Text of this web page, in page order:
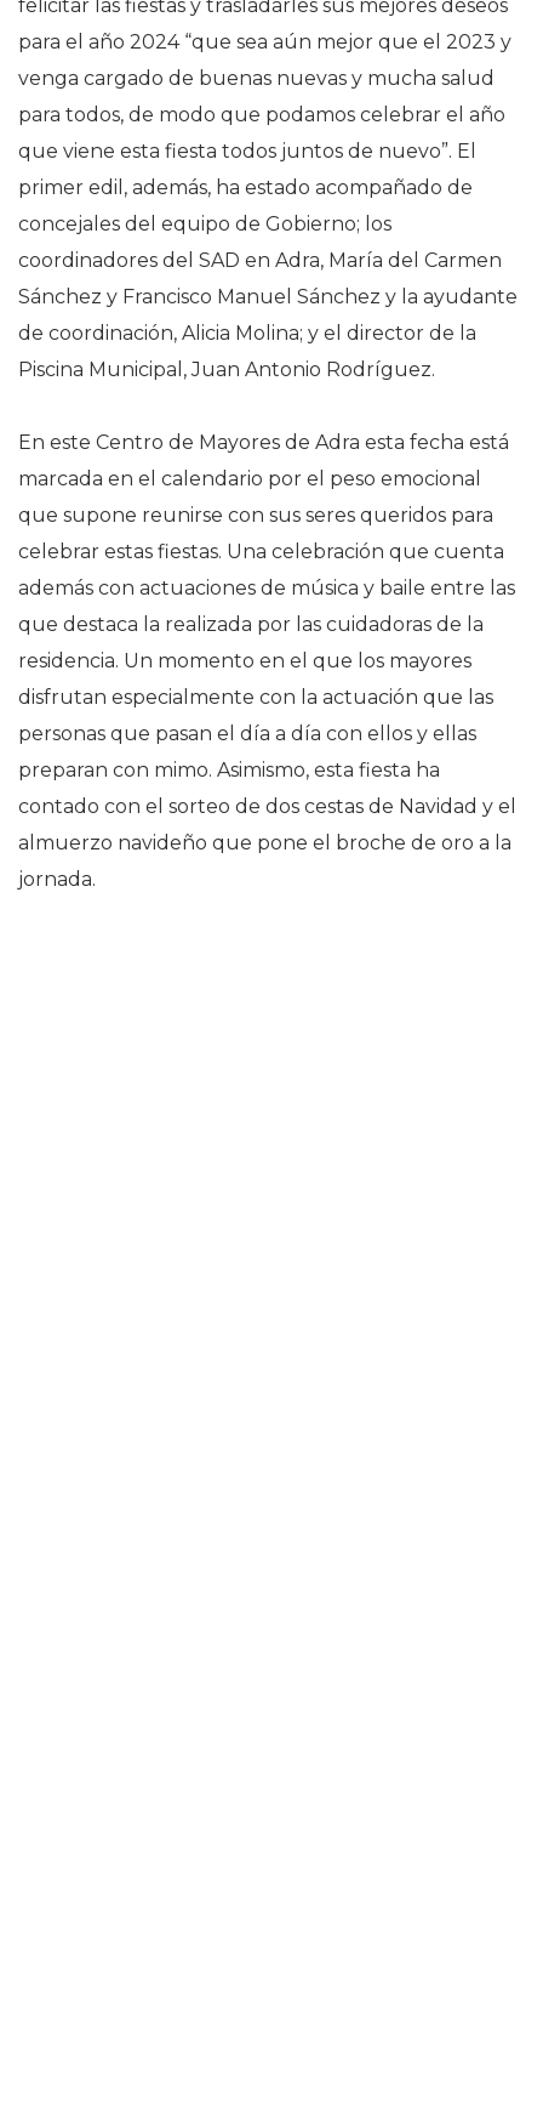
felicitar las fiestas y trasladarles sus mejores deseos
para el año 2024 “que sea aún mejor que el 2023 y
venga cargado de buenas nuevas y mucha salud
para todos, de modo que podamos celebrar el año
que viene esta fiesta todos juntos de nuevo”. El
primer edil, además, ha estado acompañado de
concejales del equipo de Gobierno; los
coordinadores del SAD en Adra, María del Carmen
Sánchez y Francisco Manuel Sánchez y la ayudante
de coordinación, Alicia Molina; y el director de la
Piscina Municipal, Juan Antonio Rodríguez.
En este Centro de Mayores de Adra esta fecha está
marcada en el calendario por el peso emocional
que supone reunirse con sus seres queridos para
celebrar estas fiestas. Una celebración que cuenta
además con actuaciones de música y baile entre las
que destaca la realizada por las cuidadoras de la
residencia. Un momento en el que los mayores
disfrutan especialmente con la actuación que las
personas que pasan el día a día con ellos y ellas
preparan con mimo. Asimismo, esta fiesta ha
contado con el sorteo de dos cestas de Navidad y el
almuerzo navideño que pone el broche de oro a la
jornada.